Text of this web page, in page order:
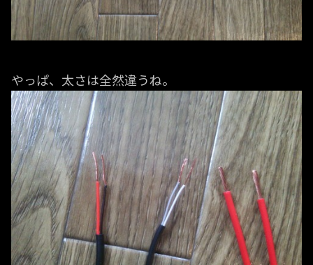
やっぱ、太さは全然違うね。